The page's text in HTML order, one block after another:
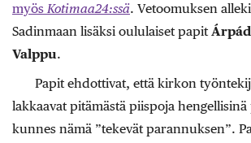
myös Kotimaa24:ssä. Vetoomuksen
Sadinmaan lisäksi oululaiset papit
Valppu.
Papit ehdottivat, että kirkon
lakkaavat pitämästä piispoja
kunnes nämä ”tekevät parannuksen”.